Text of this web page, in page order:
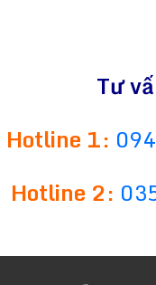
Tư
Hotline 1:
Hotline 2: